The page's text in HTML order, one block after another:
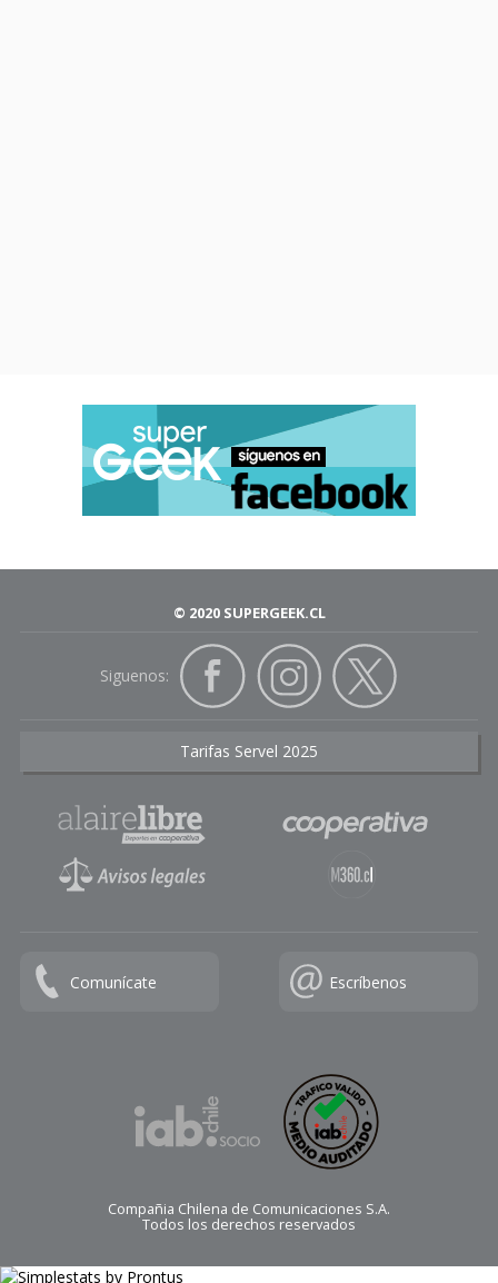
© 2020 SUPERGEEK.CL
Siguenos:
Tarifas Servel 2025
Comunícate Escríbenos
Compañia Chilena de Comunicaciones S.A.
Todos los derechos reservados